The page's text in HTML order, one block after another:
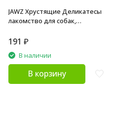
JAWZ Хрустящие Деликатесы
лакомство для собак,
191 ₽
В наличии
В корзину